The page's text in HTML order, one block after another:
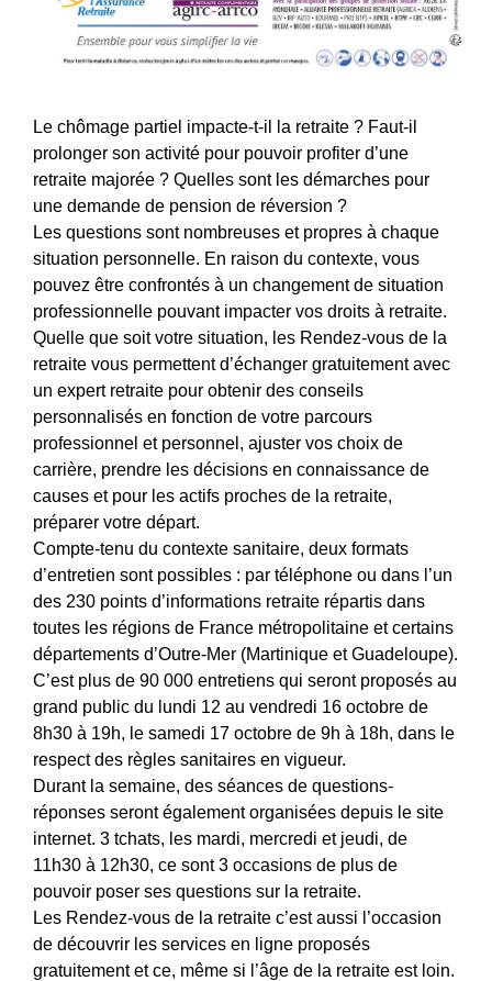
Le chômage partiel impacte-t-il la retraite ? Faut-il
prolonger son activité pour pouvoir profiter d’une
retraite majorée ? Quelles sont les démarches pour
une demande de pension de réversion ?
Les questions sont nombreuses et propres à chaque
situation personnelle. En raison du contexte, vous
pouvez être confrontés à un changement de situation
professionnelle pouvant impacter vos droits à retraite.
Quelle que soit votre situation, les Rendez-vous de la
retraite vous permettent d’échanger gratuitement avec
un expert retraite pour obtenir des conseils
personnalisés en fonction de votre parcours
professionnel et personnel, ajuster vos choix de
carrière, prendre les décisions en connaissance de
causes et pour les actifs proches de la retraite,
préparer votre départ.
Compte-tenu du contexte sanitaire, deux formats
d’entretien sont possibles : par téléphone ou dans l’un
des 230 points d’informations retraite répartis dans
toutes les régions de France métropolitaine et certains
départements d’Outre-Mer (Martinique et Guadeloupe).
C’est plus de 90 000 entretiens qui seront proposés au
grand public du lundi 12 au vendredi 16 octobre de
8h30 à 19h, le samedi 17 octobre de 9h à 18h, dans le
respect des règles sanitaires en vigueur.
Durant la semaine, des séances de questions-
réponses seront également organisées depuis le site
internet. 3 tchats, les mardi, mercredi et jeudi, de
11h30 à 12h30, ce sont 3 occasions de plus de
pouvoir poser ses questions sur la retraite.
Les Rendez-vous de la retraite c’est aussi l’occasion
de découvrir les services en ligne proposés
gratuitement et ce, même si l’âge de la retraite est loin.